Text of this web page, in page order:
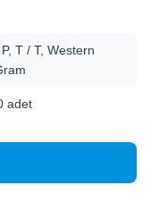
T / T, Western
adet